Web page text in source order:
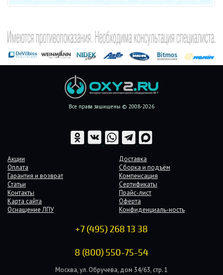
Все права защищены © 2008-2026
Акции
Доставка
Оплата
Сборка и подъём
Гарантия и возврат
Компенсация
Статьи
Сертификаты
Контакты
Прайс-лист
Карта сайта
Оферта
Оснащение ЛПУ
Конфиденциаль-ность
+7 (495) 268 13 38
8 (800) 550-75-54
Москва, ул. Обручева, дом 34/63, стр. 1